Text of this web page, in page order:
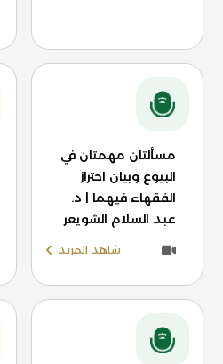
مسألتان مهمتان في
البيوع وبيان احتراز
الفقهاء فيهما | د.
عبد السلام الشويعر
شاهد المزيد